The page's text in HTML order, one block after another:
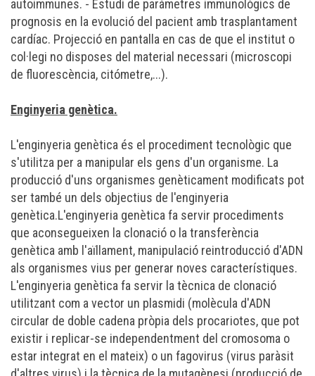
autoimmunes. - Estudi de paràmetres immunològics de
prognosis en la evolució del pacient amb trasplantament
cardíac. Projecció en pantalla en cas de que el institut o
col·legi no disposes del material necessari (microscopi
de fluorescència, citómetre,...).
Enginyeria genètica.
L'enginyeria genètica és el procediment tecnològic que
s'utilitza per a manipular els gens d'un organisme. La
producció d'uns organismes genèticament modificats pot
ser també un dels objectius de l'enginyeria
genètica.L'enginyeria genètica fa servir procediments
que aconsegueixen la clonació o la transferència
genètica amb l'aïllament, manipulació reintroducció d'ADN
als organismes vius per generar noves característiques.
L'enginyeria genètica fa servir la tècnica de clonació
utilitzant com a vector un plasmidi (molècula d'ADN
circular de doble cadena pròpia dels procariotes, que pot
existir i replicar-se independentment del cromosoma o
estar integrat en el mateix) o un fagovirus (virus paràsit